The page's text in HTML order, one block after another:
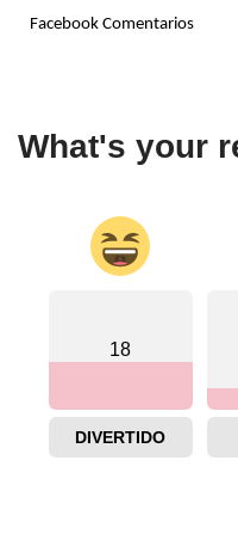
Facebook Comentarios
What's your
18
DIVERTIDO